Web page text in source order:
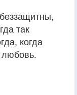
так
когда